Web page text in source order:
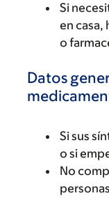
Si
en casa,
o
Datos
Si sus
o si
No